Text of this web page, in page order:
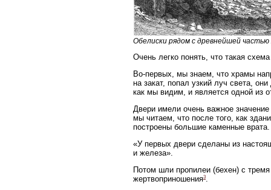
Обелиски рядом с древнейшей
Очень легко понять, что такая
Во-первых, мы знаем, что храмы
на закат, попал узкий луч света,
как мы видим, и является одной из
Двери имели очень важное
мы читаем, что после того, как
построены большие каменные врата.
«У первых двери сделаны из
и железа».
Потом шли пропилеи (бехен) с
жертвоприношения3